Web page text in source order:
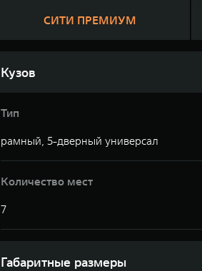
СИТИ ПРЕМИУМ
Кузов
Тип
рамный, 5-дверный универсал
Количество мест
7
Габаритные размеры